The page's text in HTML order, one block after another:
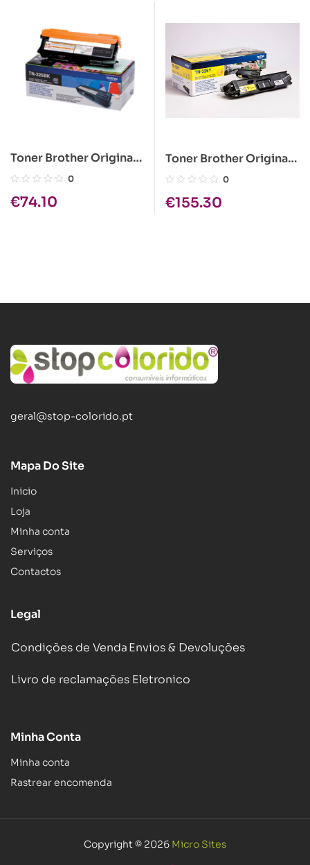
Toner Brother Original
TN-325BK Preto
0
€74.10
Toner Brother Original
TN-326Y Amarelo
0
€155.30
geral@stop-colorido.pt
Mapa Do Site
Inicio
Loja
Minha conta
Serviços
Contactos
Legal
Condições de VendaEnvios & Devoluções
Livro de reclamações Eletronico
Minha Conta
Minha conta
Rastrear encomenda
Copyright © 2026 Micro Sites